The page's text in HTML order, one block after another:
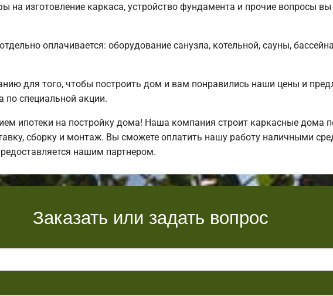
изготовление каркаса, устройство фундамента и прочие вопросы вы
оплачивается: оборудование санузла, котельной, сауны,
для того, чтобы построить дом и вам понравились наши цены и
специальной акции.
ипотеки на постройку дома! Наша компания строит каркасные дома
сборку и монтаж. Вы сможете оплатить нашу работу наличными
нашим партнером.
Заказать или задать вопрос